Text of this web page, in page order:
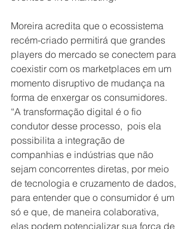
Moreira acredita que o ecossistema
recém-criado permitirá que grandes
players do mercado se conectem para
coexistir com os marketplaces em um
momento disruptivo de mudança na
forma de enxergar os consumidores.
“A transformação digital é o fio
condutor desse processo,  pois ela
possibilita a integração de
companhias e indústrias que não
sejam concorrentes diretas, por meio
de tecnologia e cruzamento de dados,
para entender que o consumidor é um
só e que, de maneira colaborativa,
elas podem potencializar sua força de